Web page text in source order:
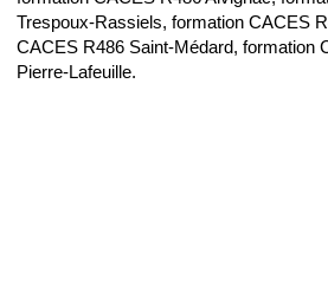
Trespoux-Rassiels, formation CACES
CACES R486 Saint-Médard, formation
Pierre-Lafeuille.